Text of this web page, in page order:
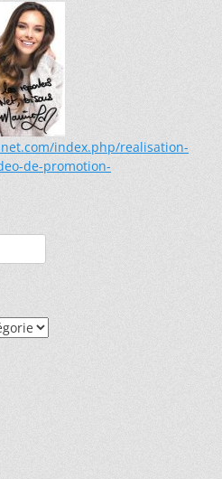
index.php/realisation-
de-promotion-